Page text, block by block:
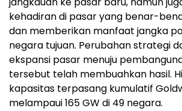
kehadiran di pasar yang benar-
dan memberikan manfaat jangka
negara tujuan. Perubahan strategi
ekspansi pasar menuju
tersebut telah membuahkan hasil.
kapasitas terpasang kumulatif
melampaui 165 GW di 49 negara.